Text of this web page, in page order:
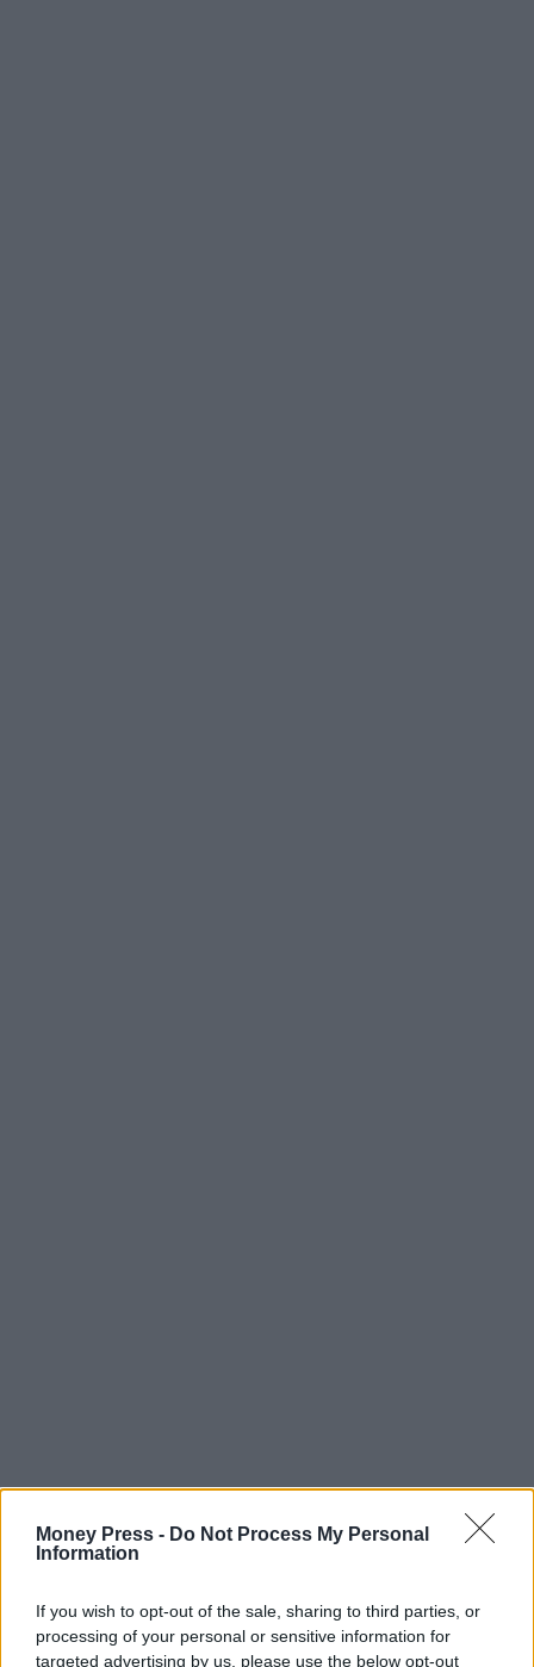
Money Press - Do Not Process My Personal
Information
If you wish to opt-out of the sale, sharing to third parties, or
processing of your personal or sensitive information for
targeted advertising by us, please use the below opt-out
εργασία προσλήψεις
FacebookTwitter PinterestLinkedInTumblr Telegram